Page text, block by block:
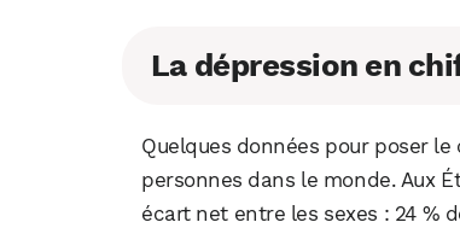
La dépression en
Quelques données pour poser le
personnes dans le monde. Aux
écart net entre les sexes : 24 %